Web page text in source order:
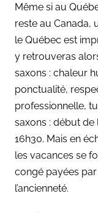
Même si au
reste au Canada,
le Québec est
y retrouveras
saxons : chaleur
ponctualité,
professionnelle,
saxons : début de
16h30. Mais en
les vacances se
congé payées
l’ancienneté.